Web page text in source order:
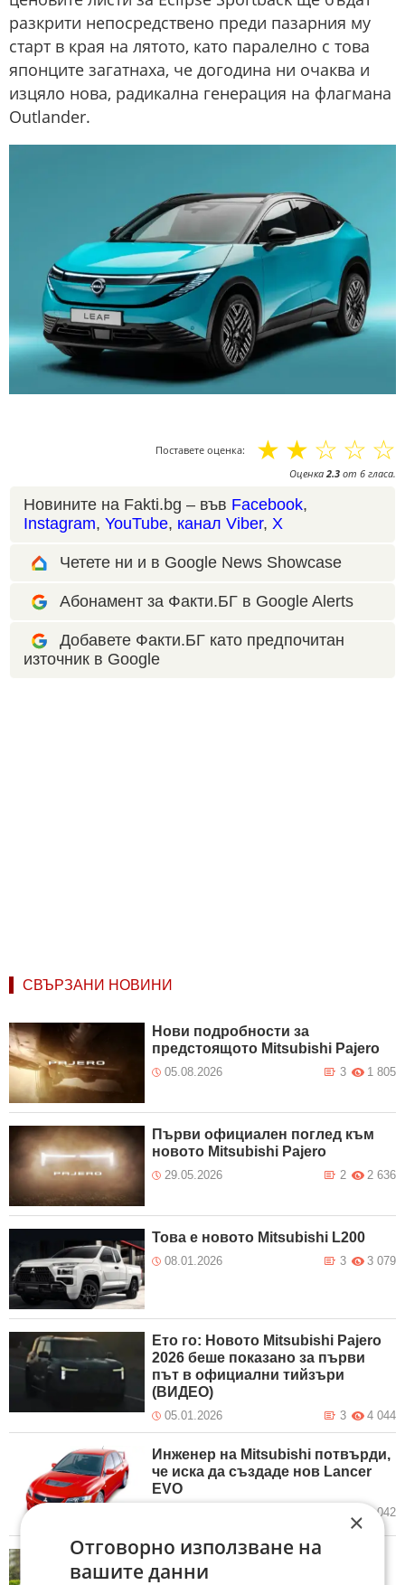
разкрити непосредствено преди пазарния му
старт в края на лятото, като паралелно с това
японците загатнаха, че догодина ни очаква и
изцяло нова, радикална генерация на флагмана
Outlander.
Поставете оценка: ☆
☆
☆
☆
☆
Оценка 2.3 от 6 гласа.
Новините на Fakti.bg – във Facebook,
Instagram, YouTube, канал Viber, X
Четете ни и в Google News Showcase
Абонамент за Факти.БГ в Google Alerts
Добавете Факти.БГ като предпочитан
източник в Google
СВЪРЗАНИ НОВИНИ
Нови подробности за
предстоящото Mitsubishi Pajero
05.08.2026 1 805
3
Първи официален поглед към
новото Mitsubishi Pajero
29.05.2026 2 636
2
Това е новото Mitsubishi L200
08.01.2026 3 079
3
Ето го: Новото Mitsubishi Pajero
2026 беше показано за първи
път в официални тийзъри
(ВИДЕО)
05.01.2026 4 044
3
Инженер на Mitsubishi потвърди,
че иска да създаде нов Lancer
EVO
2 042
Mitsubishi подготвя по-евтин
хибриден Outlander
×
Отговорно използване на
вашите данни